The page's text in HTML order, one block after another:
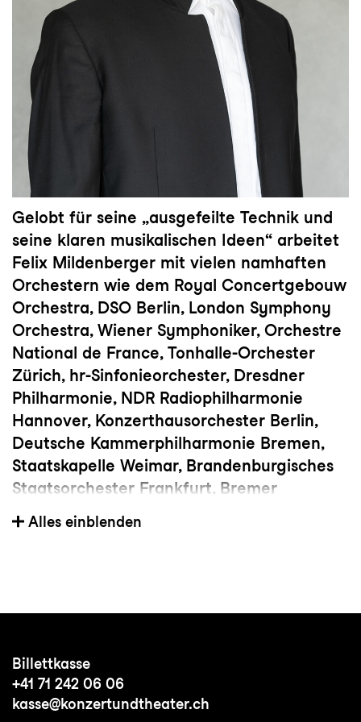
Gelobt für seine „ausgefeilte Technik und
seine klaren musikalischen Ideen“ arbeitet
Felix Mildenberger mit vielen namhaften
Orchestern wie dem Royal Concertgebouw
Orchestra, DSO Berlin, London Symphony
Orchestra, Wiener Symphoniker, Orchestre
National de France, Tonhalle-Orchester
Zürich, hr-Sinfonieorchester, Dresdner
Philharmonie, NDR Radiophilharmonie
Hannover, Konzerthausorchester Berlin,
Deutsche Kammerphilharmonie Bremen,
Staatskapelle Weimar, Brandenburgisches
Staatsorchester Frankfurt, Bremer
Philharmoniker, Nordwestdeutsche
Philharmonie Herford, Dortmunder
Nagoya Philharmonic, Taipei Symphony
Orchestra, Kansai Philharmonic Orchestra
u.a.
Alles einblenden
Billettkasse
+41 71 242 06 06
kasse@konzertundtheater.ch